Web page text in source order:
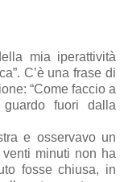
mia iperattività
C’è una frase di
“Come faccio a
fuori dalla
e osservavo un
minuti non ha
fosse chiusa, in